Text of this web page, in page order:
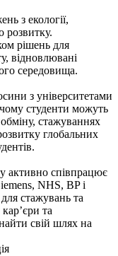
з екології,
розвитку.
рішень для
відновлювані
середовища.
з університетами
студенти можуть
стажуваннях
глобальних
активно співпрацює
NHS, BP і
стажувань та
та
свій шлях на